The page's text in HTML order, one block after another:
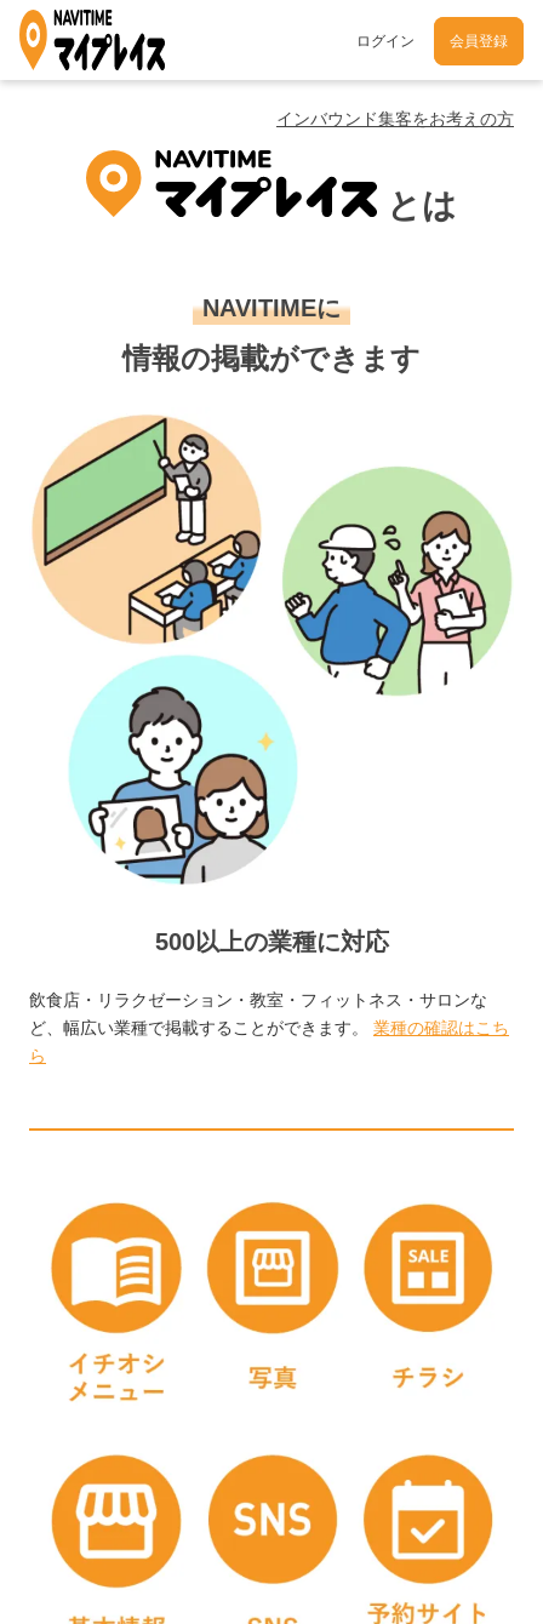
ログイン 会員登録
インバウンド集客をお考えの方
とは
NAVITIMEに
情報の掲載ができます
500以上の業種に対応
飲食店・リラクゼーション・教室・フィットネス・サロンな
ど、幅広い業種で掲載することができます。 業種の確認はこち
ら